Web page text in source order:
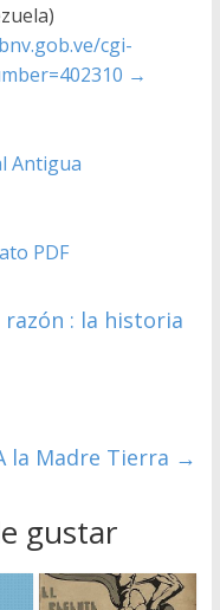
cgi-
→
Antigua
PDF
razón : la historia
la Madre Tierra →
gustar